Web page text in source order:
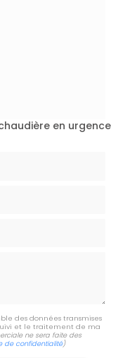
en urgence
des données transmises
et le traitement de ma
ne sera faite des
de confidentialité)